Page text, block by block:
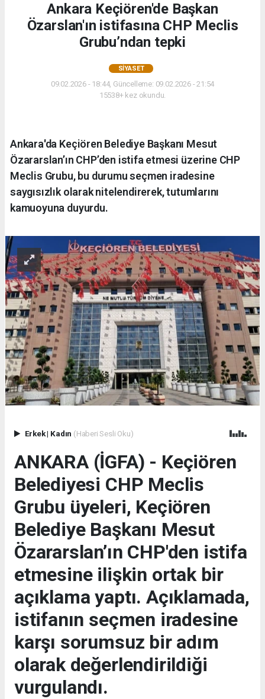
Ankara Keçiören'de Başkan
Özarslan'ın istifasına CHP Meclis
Grubu’ndan tepki
SIYASET
09.02.2026 - 18:44, Güncelleme: 09.02.2026 - 21:54
15538+ kez okundu.
Ankara'da Keçiören Belediye Başkanı Mesut
Özararslan’ın CHP’den istifa etmesi üzerine CHP
Meclis Grubu, bu durumu seçmen iradesine
saygısızlık olarak nitelendirerek, tutumlarını
kamuoyuna duyurdu.
Erkek| Kadın (Haberi Sesli Oku)
ANKARA (İGFA) - Keçiören
Belediyesi CHP Meclis
Grubu üyeleri, Keçiören
Belediye Başkanı Mesut
Özararslan’ın CHP'den istifa
etmesine ilişkin ortak bir
açıklama yaptı. Açıklamada,
istifanın seçmen iradesine
karşı sorumsuz bir adım
olarak değerlendirildiği
vurgulandı.